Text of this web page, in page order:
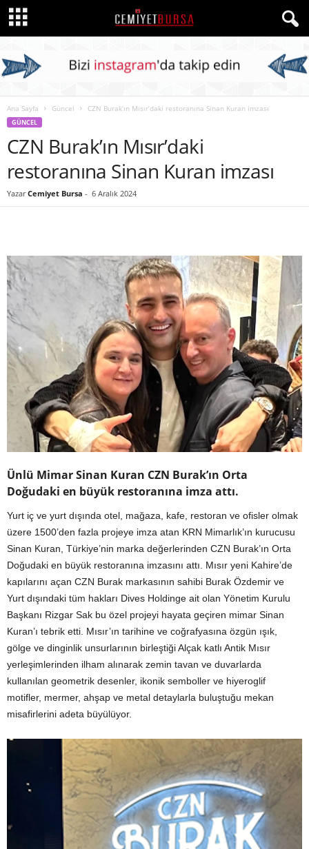
Ana Sayfa Güncel CZN Burak’ın Mısır’daki restoranına Sinan Kuran imzası
GÜNCEL
CZN Burak’ın Mısır’daki
restoranına Sinan Kuran imzası
Yazar Cemiyet Bursa - 6 Aralık 2024
Ünlü Mimar Sinan Kuran CZN Burak’ın Orta
Doğudaki en büyük restoranına imza attı.
Yurt iç ve yurt dışında otel, mağaza, kafe, restoran ve ofisler olmak
üzere 1500’den fazla projeye imza atan KRN Mimarlık’ın kurucusu
Sinan Kuran, Türkiye’nin marka değerlerinden CZN Burak’ın Orta
Doğudaki en büyük restoranına imzasını attı. Mısır yeni Kahire’de
kapılarını açan CZN Burak markasının sahibi Burak Özdemir ve
Yurt dışındaki tüm hakları Dives Holdinge ait olan Yönetim Kurulu
Başkanı Rizgar Sak bu özel projeyi hayata geçiren mimar Sinan
Kuran’ı tebrik etti. Mısır’ın tarihine ve coğrafyasına özgün ışık,
gölge ve dinginlik unsurlarının birleştiği Alçak katlı Antik Mısır
yerleşimlerinden ilham alınarak zemin tavan ve duvarlarda
kullanılan geometrik desenler, ikonik semboller ve hiyeroglif
motifler, mermer, ahşap ve metal detaylarla buluştuğu mekan
misafirlerini adeta büyülüyor.